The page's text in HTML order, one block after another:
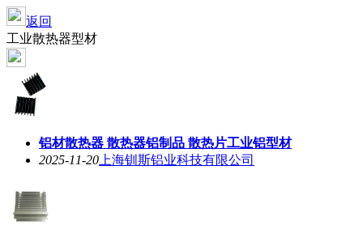
返回
工业散热器型材
铝材散热器 散热器铝制品 散热片工业铝型材
2025-11-20 上海钏斯铝业科技有限公司